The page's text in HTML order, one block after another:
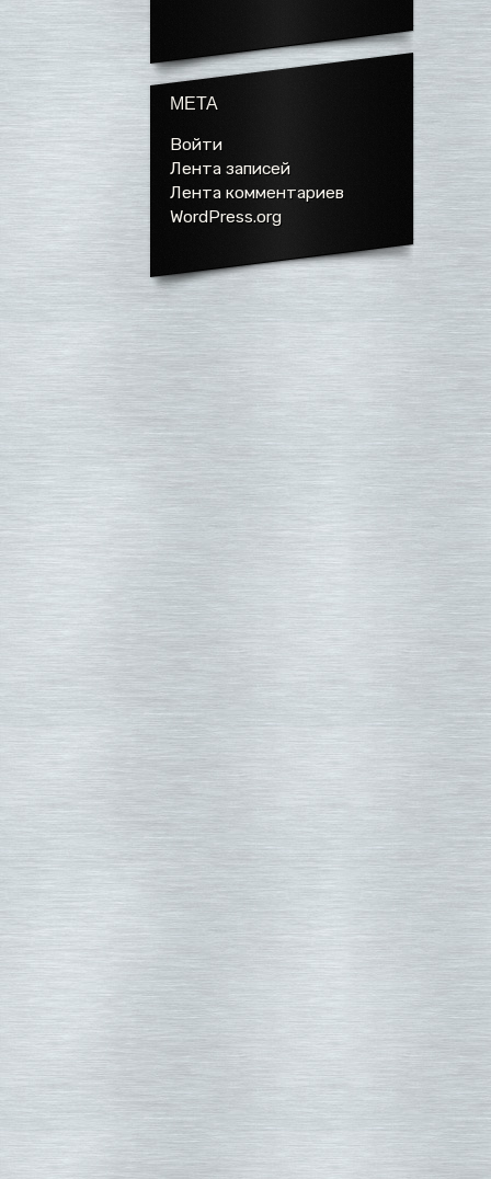
МЕТА
Войти
Лента записей
Лента комментариев
WordPress.org